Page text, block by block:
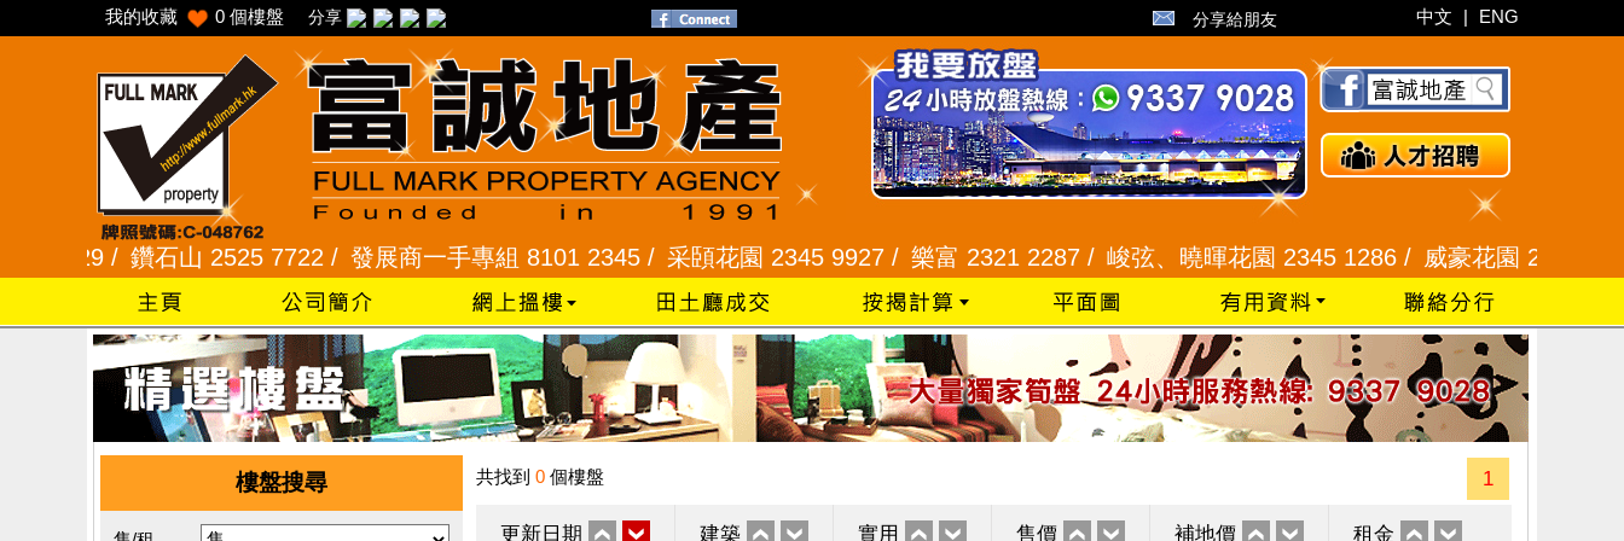
我的收藏 0 個樓盤 分享 分享給朋友 中文 | ENG
鑽石山 2525 7722 /發展商一手專組 8101 2345 /采頣花園 2345 9927 /樂富 2321 2287 /峻弦、曉暉花園 2345 1286 /威豪花園 2345 3331 /
樓盤搜尋 共找到 0 個樓盤 1
更新日期 建築 實用 售價 補地價 租金